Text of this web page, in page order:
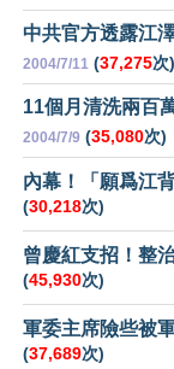
中共官方透露江
2004/7/11 (37,275次)
11個月清洗兩百
2004/7/9 (35,080次)
內幕！「願爲江
(30,218次)
曾慶紅支招！整
(45,930次)
軍委主席險些被
(37,689次)